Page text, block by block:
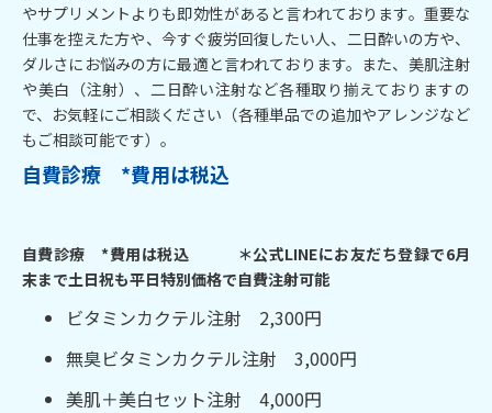
やサプリメントよりも即効性があると言われております。重要な
仕事を控えた方や、今すぐ疲労回復したい人、二日酔いの方や、
ダルさにお悩みの方に最適と言われております。また、美肌注射
や美白（注射）、二日酔い注射など各種取り揃えておりますの
で、お気軽にご相談ください（各種単品での追加やアレンジなど
もご相談可能です）。
自費診療 *費用は税込
自費診療 *費用は税込 ＊公式LINEにお友だち登録で6月
末まで土日祝も平日特別価格で自費注射可能
ビタミンカクテル注射 2,300円
無臭ビタミンカクテル注射 3,000円
美肌＋美白セット注射 4,000円